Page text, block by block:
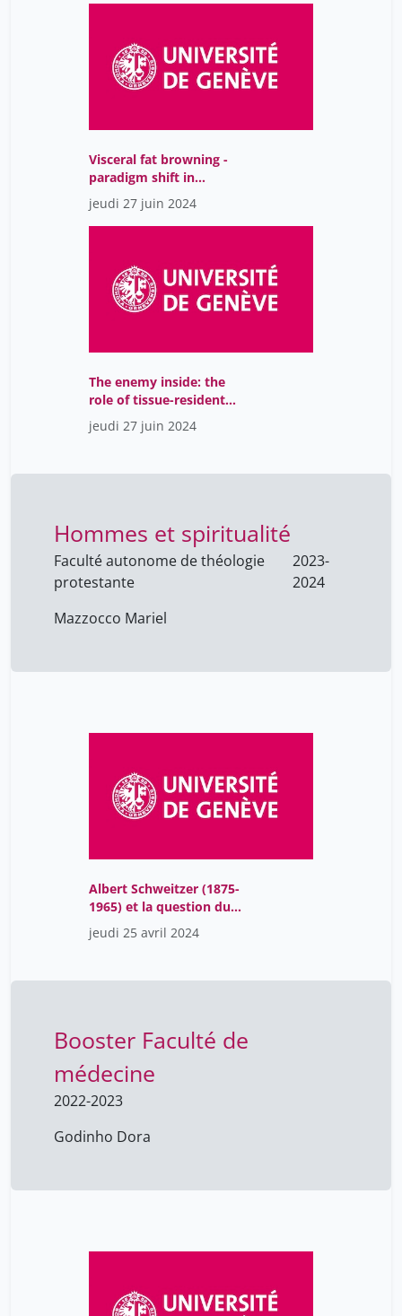
Visceral fat browning -
paradigm shift in
fighting obesity
jeudi 27 juin 2024
The enemy inside: the
role of tissue-resident
memory T-cells in
multiple sclerosis
jeudi 27 juin 2024
Hommes et spiritualité
Faculté autonome de théologie
protestante
2023-
2024
Mazzocco Mariel
Albert Schweitzer (1875-
1965) et la question du
bonheur
jeudi 25 avril 2024
Booster Faculté de
médecine
2022-2023
Godinho Dora